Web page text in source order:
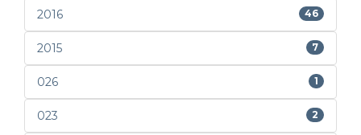
2016 46
2015 7
026 1
023 2